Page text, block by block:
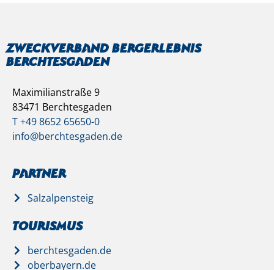
Zweckverband Bergerlebnis
Berchtesgaden
Maximilianstraße 9
83471 Berchtesgaden
T +49 8652 65650-0
info@berchtesgaden.de
Partner
Salzalpensteig
Tourismus
berchtesgaden.de
oberbayern.de